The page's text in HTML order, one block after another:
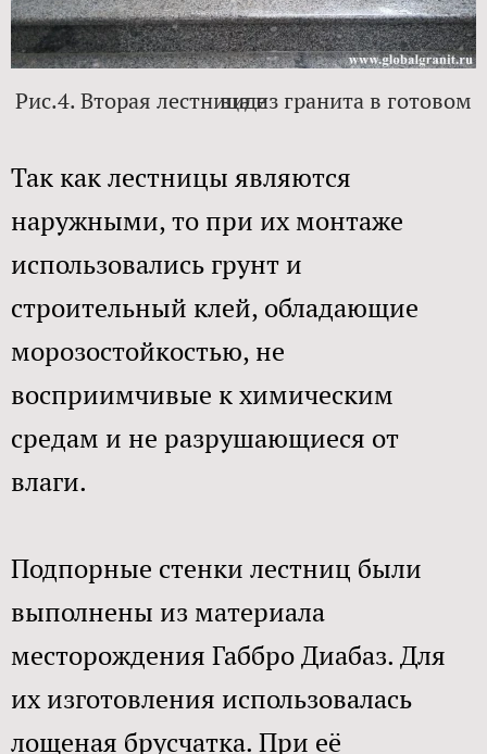
Рис.4. Вторая лестница из гранита в готовом виде​
Так как лестницы являются
наружными, то при их монтаже
использовались грунт и
строительный клей, обладающие
морозостойкостью, не
восприимчивые к химическим
средам и не разрушающиеся от
влаги.​
Подпорные стенки лестниц были
выполнены из материала
месторождения Габбро Диабаз. Для
их изготовления использовалась
лощеная брусчатка. При её